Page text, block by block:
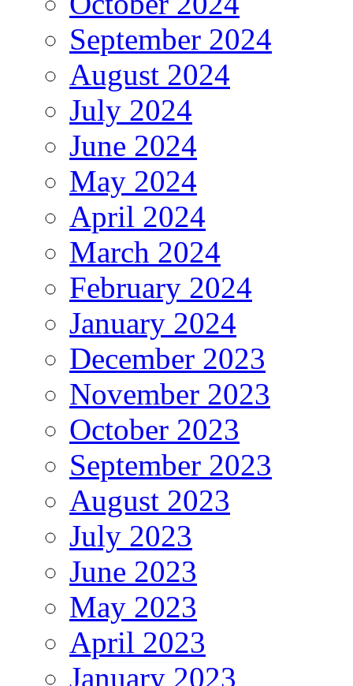
September 2024
August 2024
July 2024
June 2024
May 2024
April 2024
March 2024
February 2024
January 2024
December 2023
November 2023
October 2023
September 2023
August 2023
July 2023
June 2023
May 2023
April 2023
January 2023